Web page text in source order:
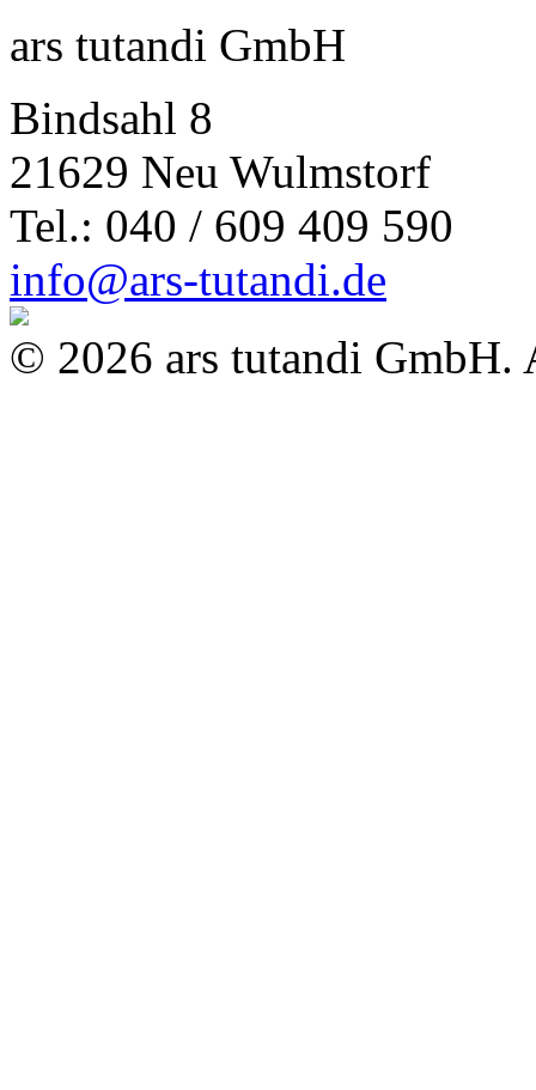
ars tutandi GmbH
Bindsahl 8
21629 Neu Wulmstorf
Tel.: 040 / 609 409 590
info@ars-tutandi.de
© 2026 ars tutandi GmbH.